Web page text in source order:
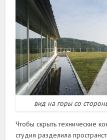
вид на горы со
Чтобы скрыть технические
студия разделила